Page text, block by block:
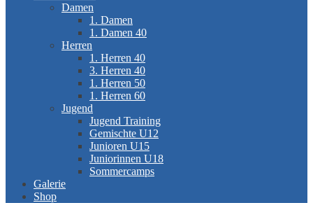
Damen
1. Damen
1. Damen 40
Herren
1. Herren 40
3. Herren 40
1. Herren 50
1. Herren 60
Jugend
Jugend Training
Gemischte U12
Junioren U15
Juniorinnen U18
Sommercamps
Galerie
Shop